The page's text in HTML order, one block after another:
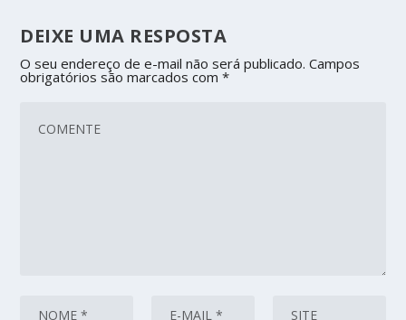
DEIXE UMA RESPOSTA
O seu endereço de e-mail não será publicado. Campos
obrigatórios são marcados com*